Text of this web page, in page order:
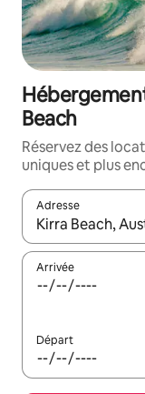
Beach
Réservez des
uniques et plus
Adresse
Lorsque les
Arrivée
Départ